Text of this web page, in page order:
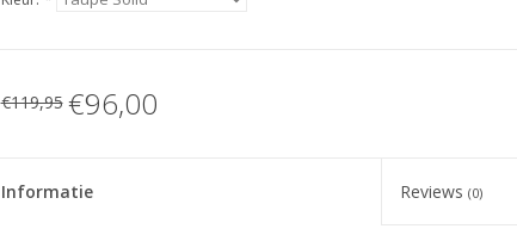
€119,95 €96,00
Informatie Reviews(0)